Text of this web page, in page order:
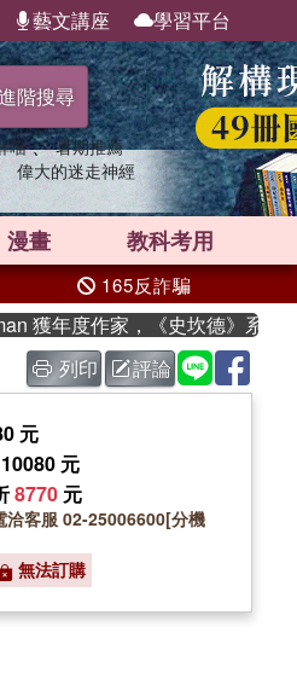
藝文講座 學習平台
階搜尋
喵 、 暑期推薦
偉大的迷走神經
漫畫 教科考用
165反詐騙
年度作家，《史坎德》系列帶你
列印 評論
元
元
8770 元
洽客服 02-25006600[分機
無法訂購